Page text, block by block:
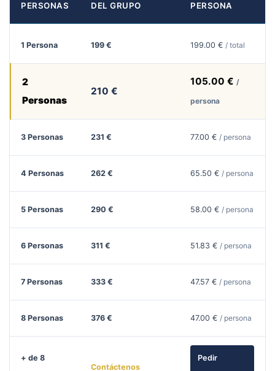
PERSONAS
DEL GRUPO
PERSONA
1 Persona 199 € 199.00 € / total
2
Personas
210 €
105.00 € /
persona
3 Personas 231 € 77.00 € / persona
4 Personas 262 € 65.50 € / persona
5 Personas 290 € 58.00 € / persona
6 Personas 311 € 51.83 € / persona
7 Personas 333 € 47.57 € / persona
8 Personas 376 € 47.00 € / persona
+ de 8
Contáctenos
Pedir